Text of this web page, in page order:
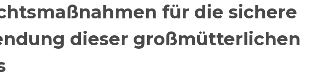
für die sichere
dieser großmütterlichen